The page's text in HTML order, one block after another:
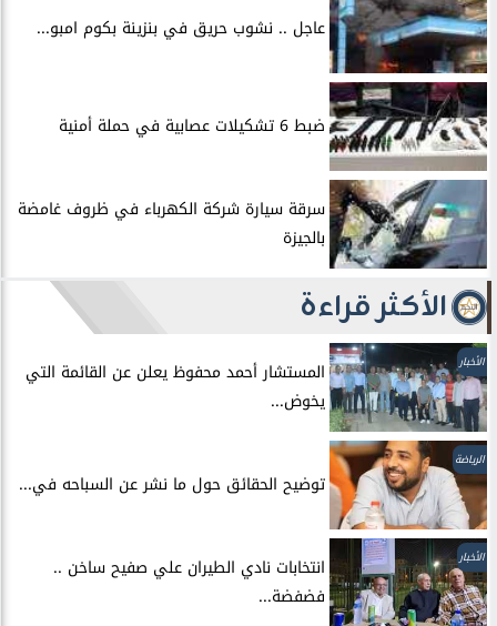
عاجل .. نشوب حريق في بنزينة بكوم امبو...
ضبط 6 تشكيلات عصابية في حملة أمنية
سرقة سيارة شركة الكهرباء في ظروف غامضة
بالجيزة
الأكثر قراءة
الأخبار
المستشار أحمد محفوظ يعلن عن القائمة التي
يخوض...
الرياضة
توضيح الحقائق حول ما نشر عن السباحه في...
الأخبار
انتخابات نادي الطيران علي صفيح ساخن ..
فضفضة...